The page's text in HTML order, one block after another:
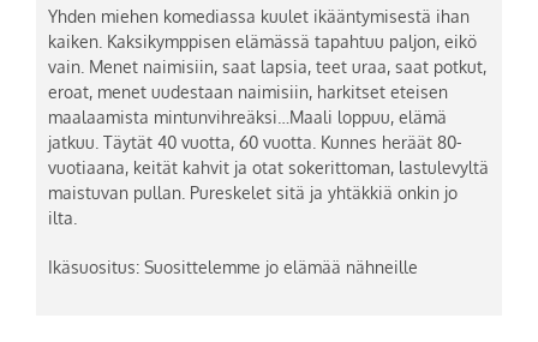
Yhden miehen komediassa kuulet ikääntymisestä ihan
kaiken. Kaksikymppisen elämässä tapahtuu paljon, eikö
vain. Menet naimisiin, saat lapsia, teet uraa, saat potkut,
eroat, menet uudestaan naimisiin, harkitset eteisen
maalaamista mintunvihreäksi…Maali loppuu, elämä
jatkuu. Täytät 40 vuotta, 60 vuotta. Kunnes heräät 80-
vuotiaana, keität kahvit ja otat sokerittoman, lastulevyltä
maistuvan pullan. Pureskelet sitä ja yhtäkkiä onkin jo
ilta.
Ikäsuositus: Suosittelemme jo elämää nähneille